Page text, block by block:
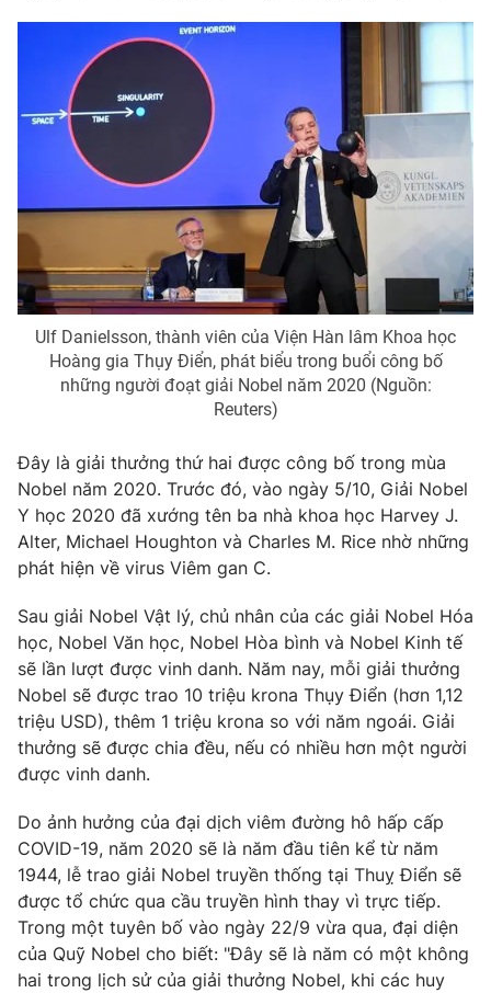
Ulf Danielsson, thành viên của Viện Hàn lâm Khoa học
Hoàng gia Thụy Điển, phát biểu trong buổi công bố
những người đoạt giải Nobel năm 2020 (Nguồn:
Reuters)
Đây là giải thưởng thứ hai được công bố trong mùa
Nobel năm 2020. Trước đó, vào ngày 5/10, Giải Nobel
Y học 2020 đã xướng tên ba nhà khoa học Harvey J.
Alter, Michael Houghton và Charles M. Rice nhờ những
phát hiện về virus Viêm gan C.
Sau giải Nobel Vật lý, chủ nhân của các giải Nobel Hóa
học, Nobel Văn học, Nobel Hòa bình và Nobel Kinh tế
sẽ lần lượt được vinh danh. Năm nay, mỗi giải thưởng
Nobel sẽ được trao 10 triệu krona Thụy Điển (hơn 1,12
triệu USD), thêm 1 triệu krona so với năm ngoái. Giải
thưởng sẽ được chia đều, nếu có nhiều hơn một người
được vinh danh.
Do ảnh hưởng của đại dịch viêm đường hô hấp cấp
COVID-19, năm 2020 sẽ là năm đầu tiên kể từ năm
1944, lễ trao giải Nobel truyền thống tại Thuỵ Điển sẽ
được tổ chức qua cầu truyền hình thay vì trực tiếp.
Trong một tuyên bố vào ngày 22/9 vừa qua, đại diện
của Quỹ Nobel cho biết: "Đây sẽ là năm có một không
hai trong lịch sử của giải thưởng Nobel, khi các huy